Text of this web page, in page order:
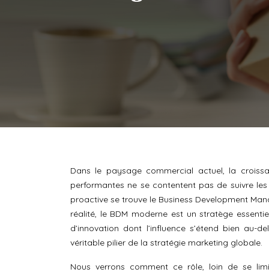
Dans le paysage commercial actuel, la
performantes ne se contentent pas de suivre
proactive se trouve le Business Development
réalité, le BDM moderne est un stratège
d’innovation dont l’influence s’étend bien
véritable pilier de la stratégie marketing globale.
Nous verrons comment ce rôle, loin de se